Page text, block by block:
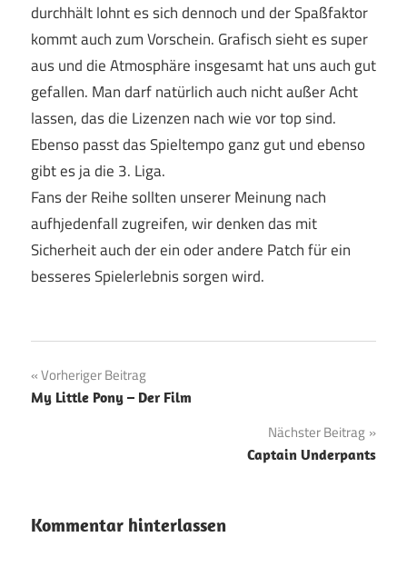
durchhält lohnt es sich dennoch und der Spaßfaktor
kommt auch zum Vorschein. Grafisch sieht es super
aus und die Atmosphäre insgesamt hat uns auch gut
gefallen. Man darf natürlich auch nicht außer Acht
lassen, das die Lizenzen nach wie vor top sind.
Ebenso passt das Spieltempo ganz gut und ebenso
gibt es ja die 3. Liga.
Fans der Reihe sollten unserer Meinung nach
aufhjedenfall zugreifen, wir denken das mit
Sicherheit auch der ein oder andere Patch für ein
besseres Spielerlebnis sorgen wird.
Beitragsnavigation
Vorheriger Beitrag
My Little Pony – Der Film
Nächster Beitrag
Captain Underpants
Kommentar hinterlassen